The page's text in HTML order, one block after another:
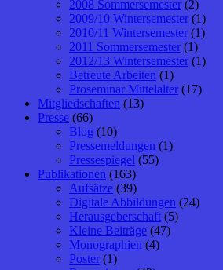
2008 Sommersemester (2)
2009/10 Wintersemester (1)
2010/11 Wintersemester (1)
2011 Sommersemester (1)
2012/13 Wintersemester (1)
Betreute Arbeiten (1)
Proseminar Mittelalter (17)
Mitgliedschaften (13)
Presse (66)
Blog (10)
Pressemeldungen (1)
Pressespiegel (55)
Publikationen (163)
Aufsätze (39)
Digitale Abbildungen (24)
Herausgeberschaft (5)
Kleine Beiträge (47)
Monographien (4)
Poster (1)